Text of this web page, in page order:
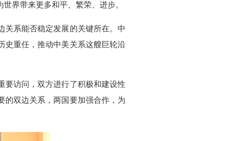
界带来更多和平、繁荣、进步。
关系能否稳定发展的关键所在。中
史重任，推动中美关系这艘巨轮沿
要访问，双方进行了积极和建设性
的双边关系，两国要加强合作，为